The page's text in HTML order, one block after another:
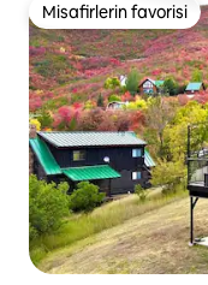
Misafirlerin favorisi
Misafirlerin favorisi